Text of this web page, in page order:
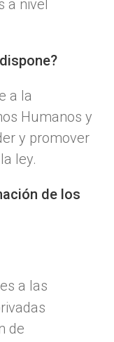
a nivel
a la
Humanos y
y promover
ley.
de los
a las
de